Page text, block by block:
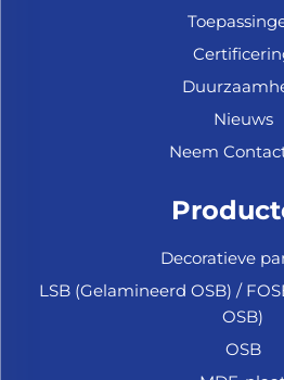
Nieuws
Neem
Decoratieve
LSB (Gelamineerd OSB) /
OSB)
OSB